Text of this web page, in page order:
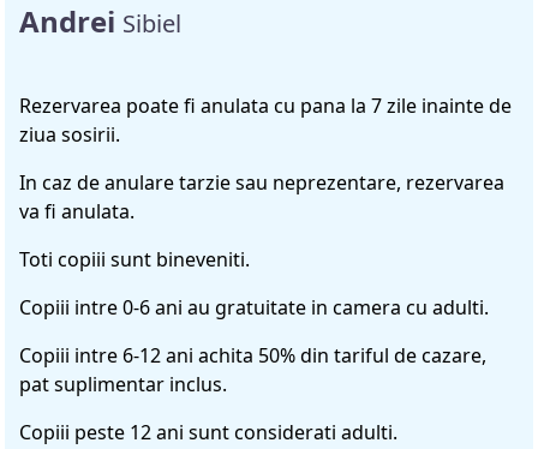
Andrei Sibiel
Rezervarea poate fi anulata cu pana la 7 zile inainte de
ziua sosirii.
In caz de anulare tarzie sau neprezentare, rezervarea
va fi anulata.
Toti copiii sunt bineveniti.
Copiii intre 0-6 ani au gratuitate in camera cu adulti.
Copiii intre 6-12 ani achita 50% din tariful de cazare,
pat suplimentar inclus.
Copiii peste 12 ani sunt considerati adulti.